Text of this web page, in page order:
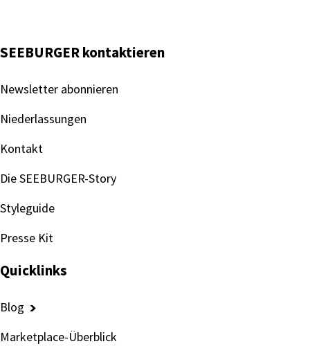
SEEBURGER kontaktieren
Newsletter abonnieren
Niederlassungen
Kontakt
Die SEEBURGER-Story
Styleguide
Presse Kit
Quicklinks
Blog
Marketplace-Überblick